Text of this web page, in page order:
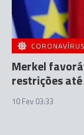
CORONAVÍRUS
Merkel
restrições
10 Fev 03:33